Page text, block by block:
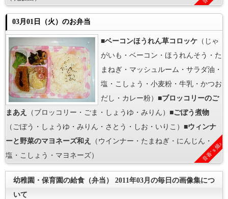
03月01日（火）のお弁当
■ベーコンほうれん草コロッケ （じゃ
がいも・ベーコン・ほうれんそう・た
まねぎ・マッシュルーム・サラダ油・
塩・こしょう・小麦粉・牛乳・かつお
だし・カレー粉）■ブロッコリーのご
まあえ
（ブロッコリー・ごま・しょうゆ・みりん）■ごぼう煮物
（ごぼう・しょうゆ・みりん・さとう・しお・いりこ）■ウィンナ
ーと野菜のマヨネーズ和え
（ウインナー・たまねぎ・にんじん・
塩・こしょう・マヨネーズ）
音香’ｓ畑♪
幼稚園・保育園の給食（弁当） 2011年03月の毎日の画像集につ
いて